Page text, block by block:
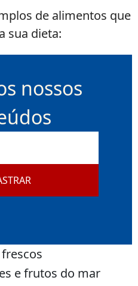
de alimentos que
sua dieta:
nossos
e frutos do mar